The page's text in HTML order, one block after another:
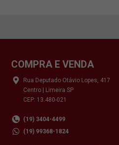
COMPRA E VENDA
Rua Deputado Otávio Lopes, 417
Centro | Limeira SP
CEP: 13.480-021
(19) 3404-4499
(19) 99368-1824